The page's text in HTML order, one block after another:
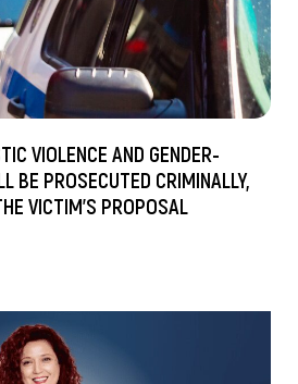
VIOLENCE AND GENDER-
BE PROSECUTED CRIMINALLY,
VICTIM’S PROPOSAL